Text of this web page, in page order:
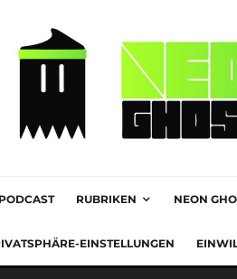
PODCAST RUBRIKEN NEON
EINSTELLUNGEN